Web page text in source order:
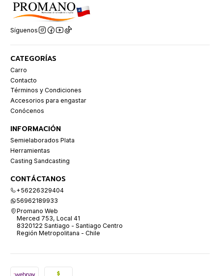
Síguenos
CATEGORÍAS
Carro
Contacto
Términos y Condiciones
Accesorios para engastar
Conócenos
INFORMACIÓN
Semielaborados Plata
Herramientas
Casting Sandcasting
CONTÁCTANOS
+56226329404
56962189933
Promano Web
Merced 753, Local 41
8320122 Santiago - Santiago Centro
Región Metropolitana - Chile